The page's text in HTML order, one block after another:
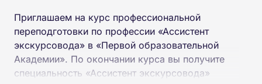
Приглашаем на курс профессиональной
переподготовки по профессии «Ассистент
экскурсовода» в «Первой образовательной
Академии». По окончании курса вы получите
специальность «Ассистент экскурсовода»